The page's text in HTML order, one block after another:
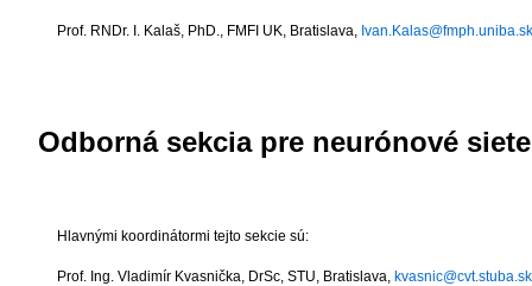
Prof. RNDr. I. Kalaš, PhD., FMFI UK, Bratislava, Ivan.Kalas@fmph.uniba.sk
Odborná sekcia pre neurónové siete
Hlavnými koordinátormi tejto sekcie sú:
Prof. Ing. Vladimír Kvasnička, DrSc, STU, Bratislava, kvasnic@cvt.stuba.sk